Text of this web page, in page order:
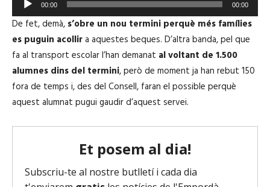
e
p
r
o
d
u
c
t
00:00 00:00
De fet, demà, s’obre un nou termini perquè més famílies
es puguin acollira aquestes beques. D’altra banda, pel que
fa al transport escolar l’han demanat al voltant de 1.500
alumnes dins del termini, però de moment ja han rebut 150
fora de temps i, des del Consell, faran el possible perquè
aquest alumnat pugui gaudir d’aquest servei.